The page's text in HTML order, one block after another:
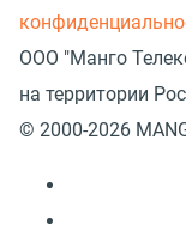
ООО "Манго
на территории
© 2000-2026